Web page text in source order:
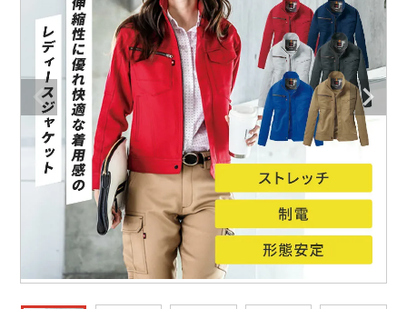
作業用手袋
アウトドア・スポーツ
ワークスーツ
コンプレッションウェア
作業用ポロシャツ
作業着ランキング
アウトドアウェアランキング
つなぎランキング
空調服ランキング
コンプレッションウェアランキング
コーコス ジーベック
クロダルマ 桑和
山田辰 クレヒフク
おたふく手袋 マック
住商モンブラン ボンマックス
電気・設備作業服
配達・営業作業服
自動車整備士作業服
DIY・日曜大工作業服
飲食店ユニフォーム